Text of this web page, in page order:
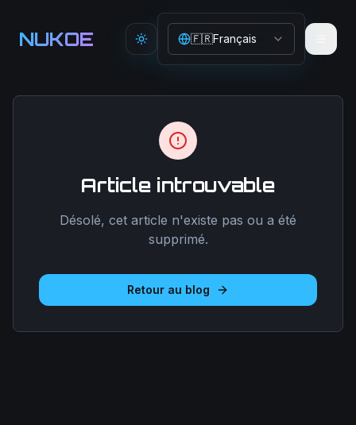
NUKOE Toggle theme
🇫🇷Français
Article introuvable
Désolé, cet article n'existe pas ou a été
supprimé.
Retour au blog